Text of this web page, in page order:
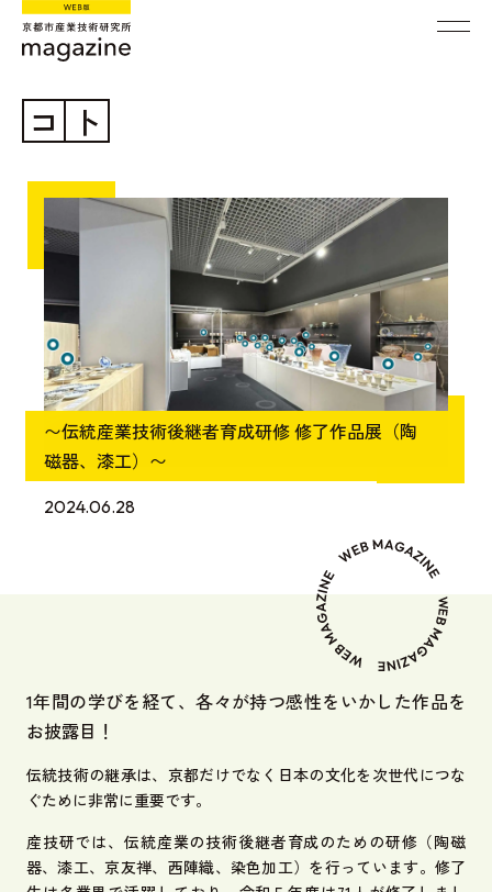
コ ト
〜伝統産業技術後継者育成研修 修了作品展（陶
磁器、漆工）〜
2024.06.28
1年間の学びを経て、各々が持つ感性をいかした作品を
お披露目！
伝統技術の継承は、京都だけでなく日本の文化を次世代につな
ぐために非常に重要です。
産技研では、伝統産業の技術後継者育成のための研修（陶磁
器、漆工、京友禅、西陣織、染色加工）を行っています。修了